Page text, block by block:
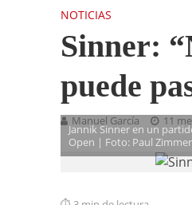
NOTICIAS
Sinner:
puede
Manuel García 11
Jannik Sinner en un
Open | Foto: Paul Zimmer